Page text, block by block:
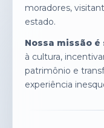
moradores,
estado.
Nossa missão é
à cultura,
patrimônio e
experiência